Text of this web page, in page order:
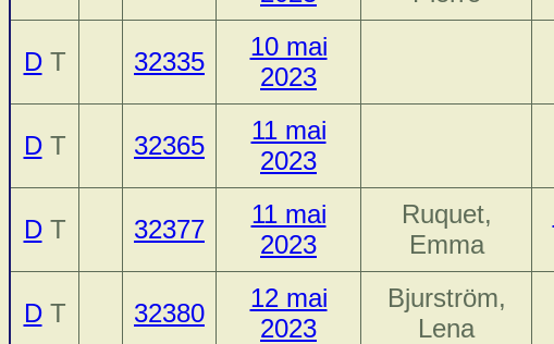
DT 32335
10 mai
2023
DT 32365
11 mai
2023
DT 32377
11 mai
2023
Ruquet,
Emma
DT 32380
12 mai
2023
Bjurström,
Lena